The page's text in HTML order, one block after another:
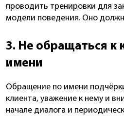
проводить тренировки для
модели поведения. Оно
3. Не обращаться к
имени
Обращение по имени
клиента, уважение к нему и
начале диалога и